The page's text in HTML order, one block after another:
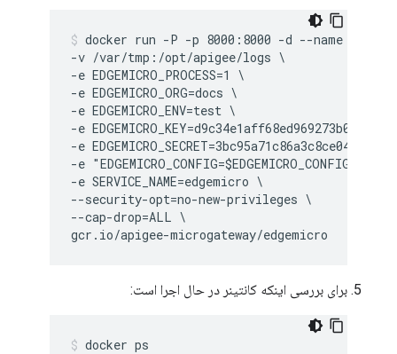
docker run -P -p 8000:8000 -d --name
-v /var/tmp:/opt/apigee/logs \
-e EDGEMICRO_PROCESS=1 \
-e EDGEMICRO_ORG=docs \
-e EDGEMICRO_ENV=test \
-e
-e
-e "EDGEMICRO_CONFIG=$EDGEMICRO_CONFIG" \
-e SERVICE_NAME=edgemicro \
--security-opt=no-new-privileges \
--cap-drop=ALL \
gcr.io/apigee-microgateway/edgemicro
برای بررسی اینکه کانتینر در حال اجرا است:
docker ps